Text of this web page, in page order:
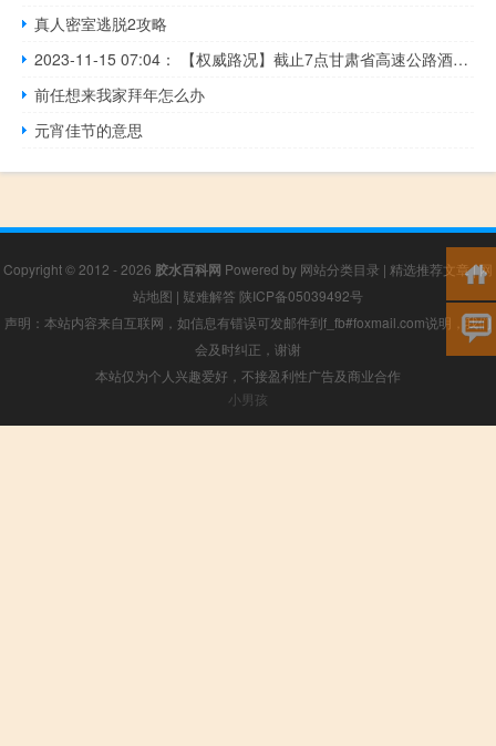
真人密室逃脱2攻略
2023-11-15 07:04： 【权威路况】截止7点甘肃省高速公路酒泉、张掖、武威、兰州、白银、天水、定西、庆阳、甘南、临夏部分路段小雪，其余路段天气阴或多云。受降雪天气影响，根据通行条件，辖区交警暂对G30连霍高速桥湾、玉门、元山子至丰城堡沿线各收费站入口双向、G3011柳格高速敦煌西至当金山北沿线各收费站入口双向、G7 ​​​
前任想来我家拜年怎么办
元宵佳节的意思
Copyright © 2012 - 2026 胶水百科网 Powered by 网站分类目录 | 精选推荐文章|网
站地图 | 疑难解答 陕ICP备05039492号
声明：本站内容来自互联网，如信息有错误可发邮件到f_fb#foxmail.com说明，我们
会及时纠正，谢谢
本站仅为个人兴趣爱好，不接盈利性广告及商业合作
小男孩